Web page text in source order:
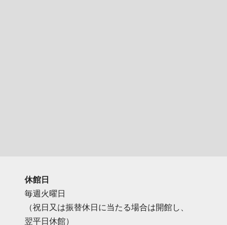
休館日
毎週火曜日
（祝日又は振替休日に当たる場合は開館し、
翌平日休館）